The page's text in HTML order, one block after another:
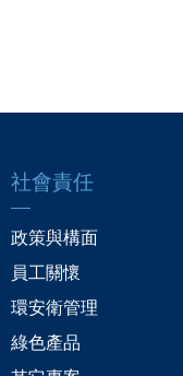
社會責任
政策與構面
員工關懷
環安衛管理
綠色產品